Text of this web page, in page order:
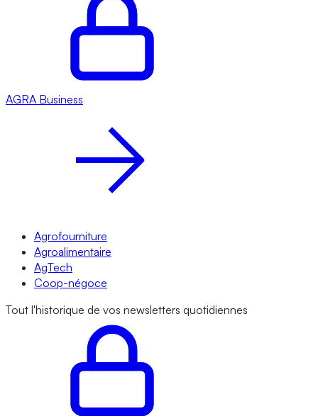
AGRA Business
Agrofourniture
Agroalimentaire
AgTech
Coop-négoce
Tout l'historique de vos newsletters quotidiennes